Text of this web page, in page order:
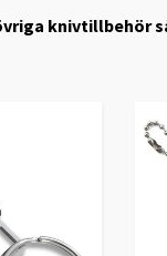
knivtillbehör